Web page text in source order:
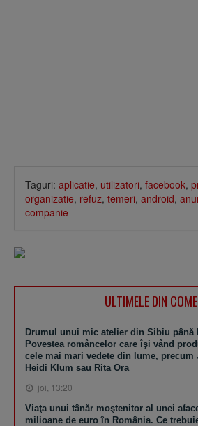
Taguri: aplicatie, utilizatori, facebook,
organizatie, refuz, temeri, android,
companie
ULTIMELE DIN
Drumul unui mic atelier din Sibiu până
Povestea româncelor care îşi vând
cele mai mari vedete din lume, precum
Heidi Klum sau Rita Ora
joi, 13:20
Viaţa unui tânăr moştenitor al unei
milioane de euro în România. Ce